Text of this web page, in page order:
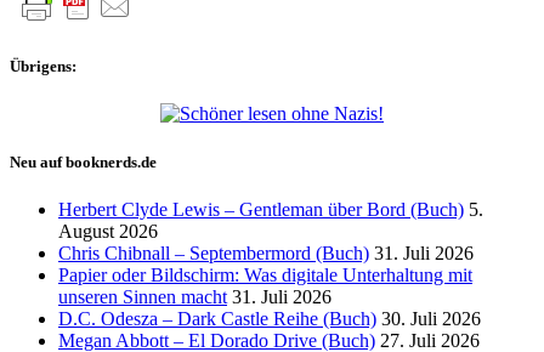
Übrigens:
Neu auf booknerds.de
Herbert Clyde Lewis – Gentleman über Bord (Buch) 5.
August 2026
Chris Chibnall – Septembermord (Buch) 31. Juli 2026
Papier oder Bildschirm: Was digitale Unterhaltung mit
unseren Sinnen macht 31. Juli 2026
D.C. Odesza – Dark Castle Reihe (Buch) 30. Juli 2026
Megan Abbott – El Dorado Drive (Buch) 27. Juli 2026